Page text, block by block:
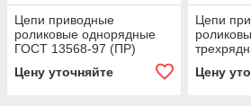
Цепи приводные
роликовые однорядные
ГОСТ 13568-97 (ПР)
Цену уточняйте
Цепи
Цену